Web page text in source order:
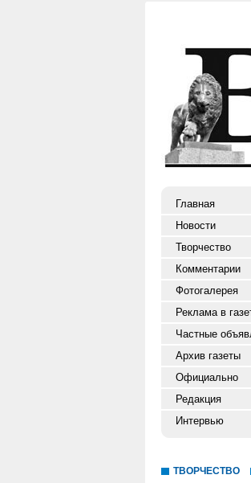
Главная
Новости
Творчество
Комментарии
Фотогалерея
Реклама в
Частные
Архив газеты
Официально
Редакция
Интервью
ТВОРЧЕСТВО